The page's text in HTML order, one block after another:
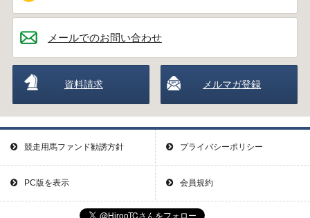
メールでのお問い合わせ
資料請求 メルマガ登録
競走用馬ファンド勧誘方針 プライバシーポリシー
PC版を表示 会員規約